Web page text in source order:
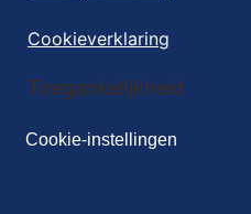
Cookieverklaring
Cookie-instellingen
Toegankelijkheid
Cookie-instellingen